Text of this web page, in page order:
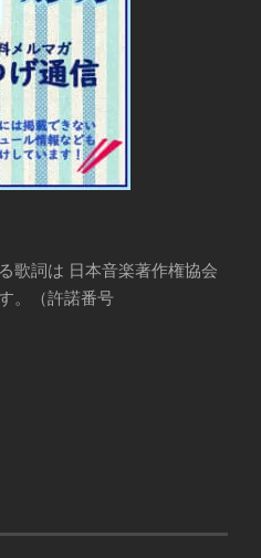
歌詞は 日本音楽著作権協会
。（許諾番号